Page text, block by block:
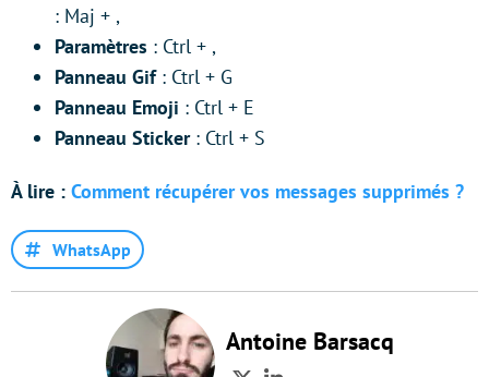
: Maj + ,
Paramètres : Ctrl + ,
Panneau Gif: Ctrl + G
Panneau Emoji : Ctrl + E
Panneau Sticker: Ctrl + S
À lire : Comment récupérer vos messages supprimés ?
WhatsApp
Antoine Barsacq